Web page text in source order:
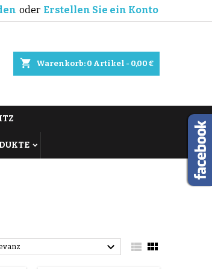
oder Erstellen Sie ein Konto
shopping_cart Warenkorb: 0 Artikel - 0,00 €
  